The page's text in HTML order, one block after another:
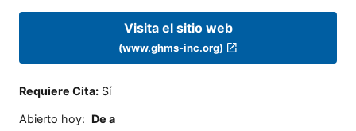
Visita el sitio web
(www.ghms-inc.org)
Requiere Cita: Sí
Abierto hoy: De a